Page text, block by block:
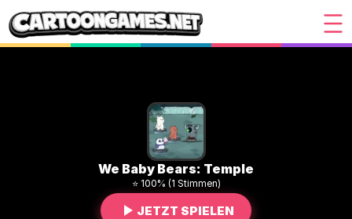
We Baby Bears: Temple
⭐ 100% (1 Stimmen)
JETZT SPIELEN